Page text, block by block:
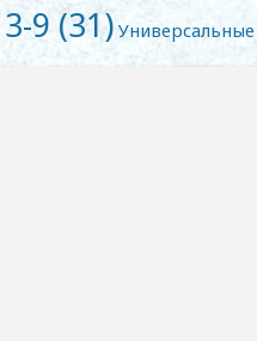
3-9 (31) Универсальные